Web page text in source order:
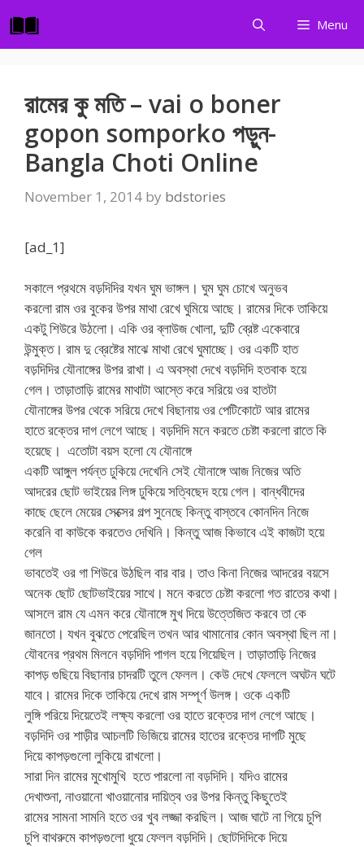
to
content
Menu
রামের কু মতি – vai o boner
gopon somporko পড়ুন-
Bangla Choti Online
November 1, 2014 by bdstories
[ad_1]
সকালে প্রথমে বড়দিদির যখন ঘুম ভাঙ্গল। ঘুম ঘুম চোখে অনুভব
করলো রাম ওর বুকের উপর মাথা রেখে ঘুমিয়ে আছে। রামের দিকে তাকিয়ে
একটু শিউরে উঠলো। একি ওর ব্লাউজ খোলা, দুটি ব্রেষ্ট একেবারে
উন্মুক্ত। রাম দু ব্রেষ্টের মাঝে মাথা রেখে ঘুমাচ্ছে। ওর একটি হাত
বড়দিদির যৌনাঙ্গের উপর রাখা। এ অবস্থা দেখে বড়দিদি হতবাক হয়ে
গেল। তাড়াতাড়ি রামের মাথাটা আস্তে করে সরিয়ে ওর হাতটা
যৌনাঙ্গের উপর থেকে সরিয়ে দেখে বিছানায় ওর পেটিকোটে আর রামের
হাতে রক্তের দাগ লেগে আছে। বড়দিদি মনে করতে চেষ্টা করলো রাতে কি
হয়েছে। এতোটা বয়স হলো যে যৌনাঙ্গে
একটি আঙ্গুল পর্যন্ত ঢুকিয়ে দেখেনি সেই যৌনাঙ্গে আজ নিজের অতি
আদরের ছোট ভাইয়ের লিঙ্গ ঢুকিয়ে সত্বিছেদ হয়ে গেল। বান্ধবীদের
কাছে ছেলে মেয়ের সেক্সের গল্প সুনেছে কিন্তু বাস্তবে কোনদিন নিজে
করেনি বা কাউকে করতেও দেখিনি। কিন্তু আজ কিভাবে এই কাজটা হয়ে
গেল
ভাবতেই ওর গা শিউরে উঠছিল বার বার। তাও কিনা নিজের আদরের বয়সে
অনেক ছোট ছোটভাইয়ের সাথে। মনে করতে চেষ্টা করলো গত রাতের কথা।
আসলে রাম যে এমন করে যৌনাঙ্গে মুখ দিয়ে উত্তেজিত করবে তা কে
জানতো। যখন বুঝতে পেরেছিল তখন আর থামানোর কোন অবস্থা ছিল না।
যৌবনের প্রথম মিলনে বড়দিদি পাগল হয়ে গিয়েছিল। তাড়াতাড়ি নিজের
কাপড় গুছিয়ে বিছানার চাদরটি তুলে ফেলল। কেউ দেখে ফেললে অঘটন ঘটে
যাবে। রামের দিকে তাকিয়ে দেখে রাম সম্পূর্ণ উলঙ্গ। ওকে একটি
লুঙ্গি পরিয়ে দিয়েতেই লক্ষ্য করলো ওর হাতে রক্তের দাগ লেগে আছে।
বড়দিদি ওর শাড়ীর আচলটি ভিজিয়ে রামের হাতের রক্তের দাগটি মুছে
দিয়ে কাপড়গুলো লুকিয়ে রাখলো।
সারা দিন রামের মুখোমুখি হতে পারলো না বড়দিদি। যদিও রামের
দেখাশুনা, নাওয়ানো খাওয়ানোর দায়িত্ব ওর উপর কিন্তু কিছুতেই
রামের সামনা সামনি হতে ওর খুব লজ্জা করছিল। আজ ঘাটে না গিয়ে চুপি
চুপি বাথরুমে কাপড়গুলো ধুয়ে ফেলল বড়দিদি। ছোটদিদিকে দিয়ে